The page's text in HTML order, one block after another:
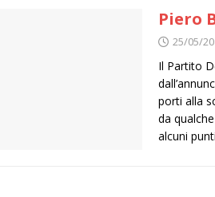
Piero
25/05/
Il Partito
porti alla
da
alcuni